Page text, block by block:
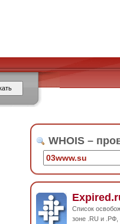
WHOIS –
Список
зоне .RU и .РФ,